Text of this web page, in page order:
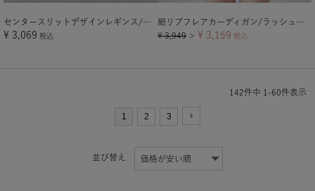
センタースリットデザインレギンス/ラッシュガード【メール便可／100】
¥ 3,069 税込
細リブフレアカーディガン/ラッシュガード【メール便可／70】
¥ 3,949 ＞ ¥ 3,159 税込
142件中 1 -60件表示
1 2 3
並び替え